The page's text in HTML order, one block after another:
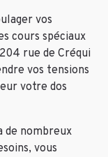
vos
cours spéciaux
rue de Créqui
vos tensions
votre dos
nombreux
vous